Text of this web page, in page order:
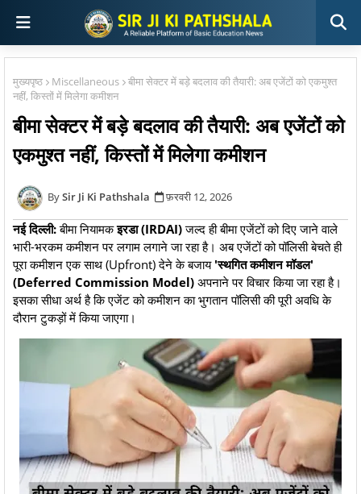
मुख्यपृष्ठ Miscellaneous
बीमा सेक्टर में बड़े बदलाव की तैयारी: अब एजेंटों को एकमुश्त
नहीं, किस्तों में मिलेगा कमीशन
बीमा सेक्टर में बड़े बदलाव की तैयारी: अब एजेंटों को
एकमुश्त नहीं, किस्तों में मिलेगा कमीशन
Sir Ji Ki Pathshala फ़रवरी 12, 2026
नई दिल्ली:बीमा नियामकइरडा (IRDAI)जल्द ही बीमा एजेंटों को दिए जाने वाले
भारी-भरकम कमीशन पर लगाम लगाने जा रहा है। अब एजेंटों को पॉलिसी बेचते ही
पूरा कमीशन एक साथ (Upfront) देने के बजाय 'स्थगित कमीशन मॉडल'
(Deferred Commission Model) अपनाने पर विचार किया जा रहा है।
इसका सीधा अर्थ है कि एजेंट को कमीशन का भुगतान पॉलिसी की पूरी अवधि के
दौरान टुकड़ों में किया जाएगा।